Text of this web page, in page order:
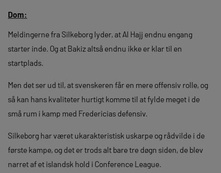
Dom:
Meldingerne fra Silkeborg lyder, at Al Hajj endnu engang
starter inde. Og at Bakiz altså endnu ikke er klar til en
startplads.
Men det ser ud til, at svenskeren får en mere offensiv rolle, og
så kan hans kvaliteter hurtigt komme til at fylde meget i de
små rum i kamp med Fredericias defensiv.
Silkeborg har været ukarakteristisk uskarpe og rådvilde i de
første kampe, og det er trods alt bare tre døgn siden, de blev
narret af et islandsk hold i Conference League.